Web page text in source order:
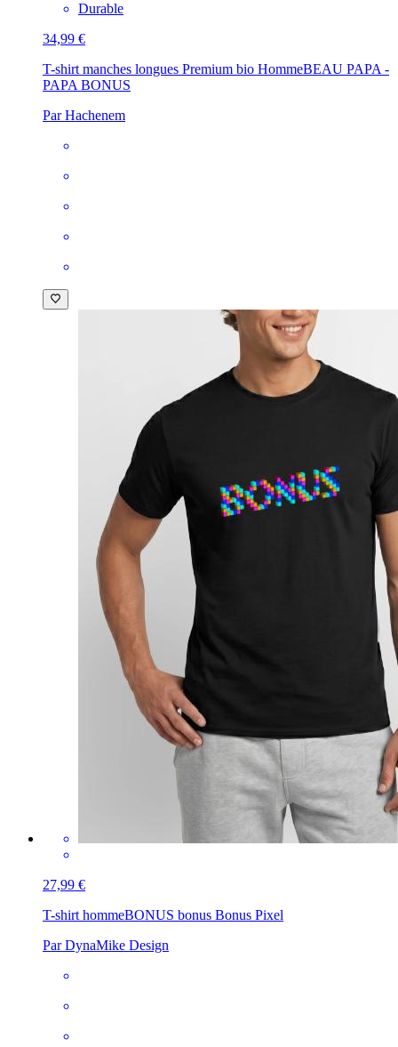
Durable
34,99 €
T-shirt manches longues Premium bio HommeBEAU PAPA -
PAPA BONUS
Par Hachenem
27,99 €
T-shirt hommeBONUS bonus Bonus Pixel
Par DynaMike Design